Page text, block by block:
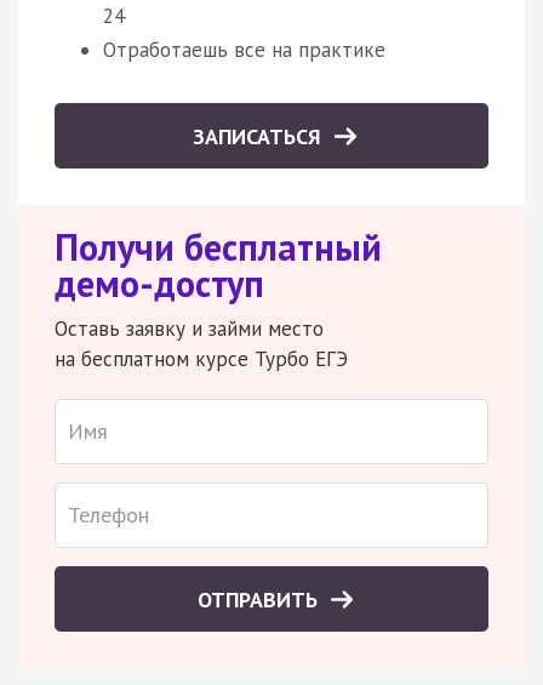
24
Отработаешь все на практике
ЗАПИСАТЬСЯ
Получи бесплатный
демо-доступ
Оставь заявку и займи место
на бесплатном курсе Турбо ЕГЭ
ОТПРАВИТЬ